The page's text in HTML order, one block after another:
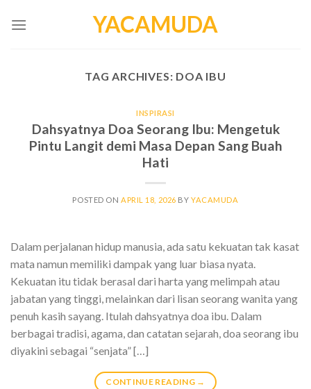
YACAMUDA
TAG ARCHIVES: DOA IBU
INSPIRASI
Dahsyatnya Doa Seorang Ibu: Mengetuk
Pintu Langit demi Masa Depan Sang Buah
Hati
POSTED ON APRIL 18, 2026 BYYACAMUDA
Dalam perjalanan hidup manusia, ada satu kekuatan tak kasat
mata namun memiliki dampak yang luar biasa nyata.
Kekuatan itu tidak berasal dari harta yang melimpah atau
jabatan yang tinggi, melainkan dari lisan seorang wanita yang
penuh kasih sayang. Itulah dahsyatnya doa ibu. Dalam
berbagai tradisi, agama, dan catatan sejarah, doa seorang ibu
diyakini sebagai “senjata” […]
CONTINUE READING →